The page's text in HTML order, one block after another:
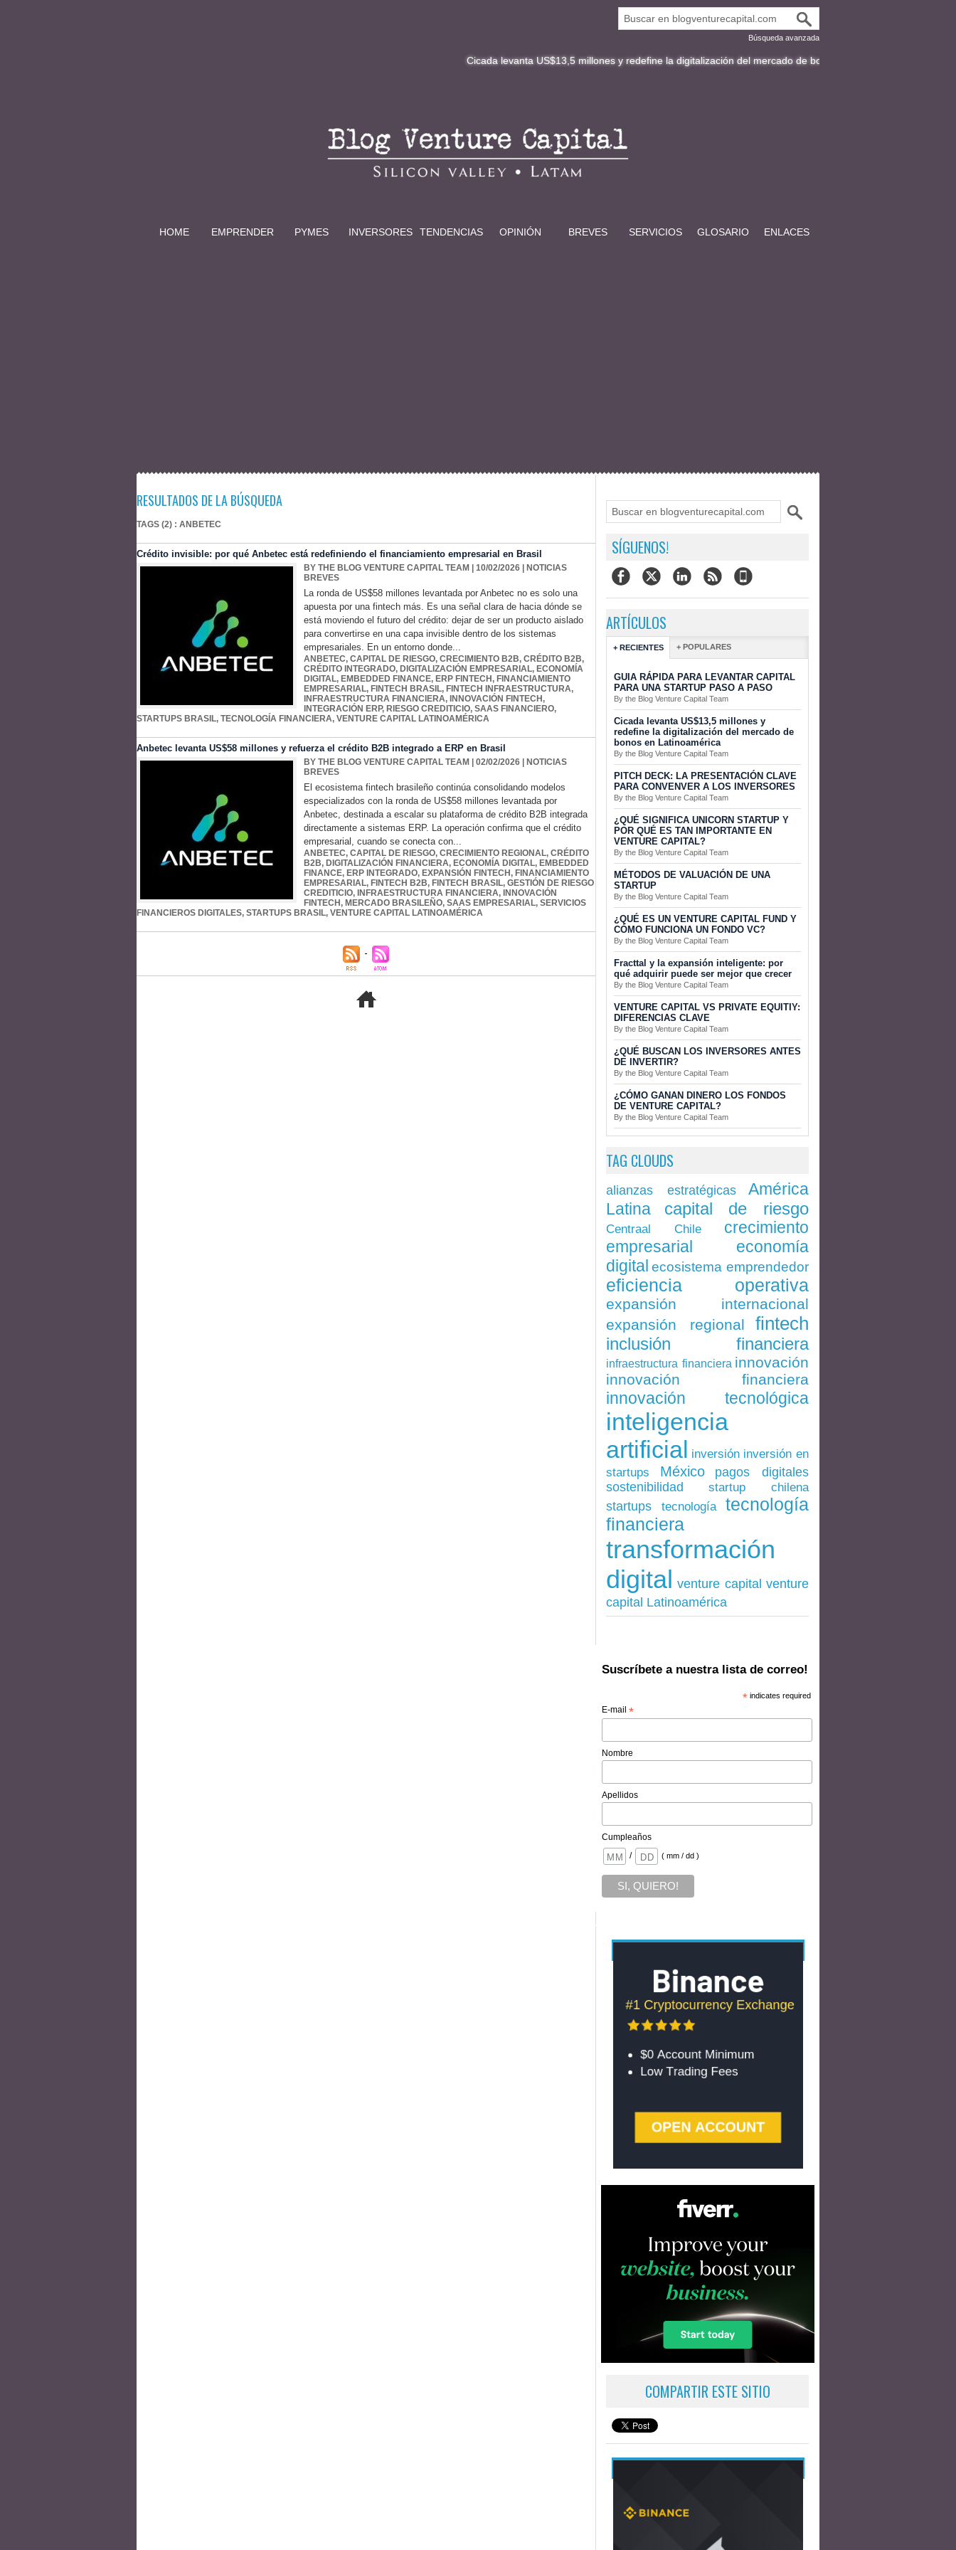
Búsqueda avanzada
Cicada levanta US$13,5 millones y redefine la digitalización del mercado de bonos en Latinoamérica
HOME EMPRENDER PYMES INVERSORES TENDENCIAS OPINIÓN BREVES SERVICIOS GLOSARIO ENLACES
RESULTADOS DE LA BÚSQUEDA
TAGS (2) : ANBETEC
Crédito invisible: por qué Anbetec está redefiniendo el financiamiento empresarial en Brasil
BY THE BLOG VENTURE CAPITAL TEAM | 10/02/2026
NOTICIAS
BREVES
La ronda de US$58 millones levantada por Anbetec no es solo una
apuesta por una fintech más. Es una señal clara de hacia dónde se
está moviendo el futuro del crédito: dejar de ser un producto aislado
para convertirse en una capa invisible dentro de los sistemas
empresariales. En un entorno donde...
ANBETEC, CAPITAL DE RIESGO, CRECIMIENTO B2B, CRÉDITO B2B,
CRÉDITO INTEGRADO, DIGITALIZACIÓN EMPRESARIAL, ECONOMÍA
DIGITAL, EMBEDDED FINANCE, ERP FINTECH , FINANCIAMIENTO
EMPRESARIAL, FINTECH BRASIL, FINTECH INFRAESTRUCTURA,
INFRAESTRUCTURA FINANCIERA, INNOVACIÓN FINTECH ,
INTEGRACIÓN ERP, RIESGO CREDITICIO, SAAS FINANCIERO,
STARTUPS BRASIL, TECNOLOGÍA FINANCIERA, VENTURE CAPITAL LATINOAMÉRICA
Anbetec levanta US$58 millones y refuerza el crédito B2B integrado a ERP en Brasil
BY THE BLOG VENTURE CAPITAL TEAM | 02/02/2026
NOTICIAS
BREVES
El ecosistema fintech brasileño continúa consolidando modelos
especializados con la ronda de US$58 millones levantada por
Anbetec, destinada a escalar su plataforma de crédito B2B integrada
directamente a sistemas ERP. La operación confirma que el crédito
empresarial, cuando se conecta con...
ANBETEC, CAPITAL DE RIESGO, CRECIMIENTO REGIONAL, CRÉDITO
B2B, DIGITALIZACIÓN FINANCIERA, ECONOMÍA DIGITAL, EMBEDDED
FINANCE, ERP INTEGRADO, EXPANSIÓN FINTECH , FINANCIAMIENTO
EMPRESARIAL, FINTECH B2B, FINTECH BRASIL, GESTIÓN DE RIESGO
CREDITICIO, INFRAESTRUCTURA FINANCIERA, INNOVACIÓN
FINTECH , MERCADO BRASILEÑO, SAAS EMPRESARIAL, SERVICIOS
FINANCIEROS DIGITALES, STARTUPS BRASIL, VENTURE CAPITAL LATINOAMÉRICA
SÍGUENOS!
ARTÍCULOS
+ RECIENTES + POPULARES
GUIA RÁPIDA PARA LEVANTAR CAPITAL
PARA UNA STARTUP PASO A PASO
By the Blog Venture Capital Team
Cicada levanta US$13,5 millones y
redefine la digitalización del mercado de
bonos en Latinoamérica
By the Blog Venture Capital Team
PITCH DECK: LA PRESENTACIÓN CLAVE
PARA CONVENVER A LOS INVERSORES
By the Blog Venture Capital Team
¿QUÉ SIGNIFICA UNICORN STARTUP Y
POR QUÉ ES TAN IMPORTANTE EN
VENTURE CAPITAL?
By the Blog Venture Capital Team
MÉTODOS DE VALUACIÓN DE UNA
STARTUP
By the Blog Venture Capital Team
¿QUÉ ES UN VENTURE CAPITAL FUND Y
CÓMO FUNCIONA UN FONDO VC?
By the Blog Venture Capital Team
Fracttal y la expansión inteligente: por
qué adquirir puede ser mejor que crecer
By the Blog Venture Capital Team
VENTURE CAPITAL VS PRIVATE EQUITIY:
DIFERENCIAS CLAVE
By the Blog Venture Capital Team
¿QUÉ BUSCAN LOS INVERSORES ANTES
DE INVERTIR?
By the Blog Venture Capital Team
¿CÓMO GANAN DINERO LOS FONDOS
DE VENTURE CAPITAL?
By the Blog Venture Capital Team
TAG CLOUDS
alianzas estratégicas
América
Latina
capital de riesgo
Centraal Chile
crecimiento
empresarial
economía
digital ecosistema emprendedor
eficiencia operativa
expansión internacional
expansión regional
fintech
inclusión financiera
infraestructura financiera innovación
innovación financiera
innovación tecnológica
inteligencia
artificial inversión inversión en
startups
México pagos digitales
sostenibilidad startup chilena
startups tecnología
tecnología
financiera
transformación
digital venture capital venture
capital Latinoamérica
Suscríbete a nuestra lista de correo!
*indicates required
E-mail*
Nombre
Apellidos
Cumpleaños
/
( mm / dd )
COMPARTIR ESTE SITIO